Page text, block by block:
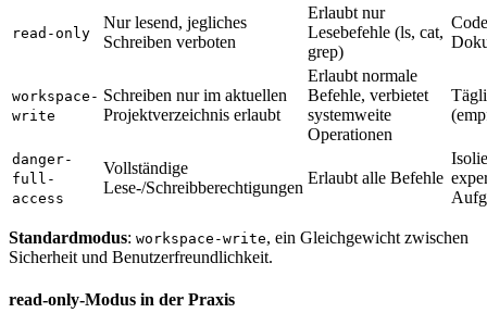
read-only
Nur lesend, jegliches
Schreiben verboten
Erlaubt nur
Lesebefehle (ls, cat,
grep)
workspace-
write
Schreiben nur im aktuellen
Projektverzeichnis erlaubt
Erlaubt normale
Befehle, verbietet
systemweite
Operationen
danger-
full-
access
Vollständige
Lese-/Schreibberechtigungen
Erlaubt alle Befehle
Standardmodus: workspace-write, ein Gleichgewicht zwischen
Sicherheit und Benutzerfreundlichkeit.
read-only-Modus in der Praxis